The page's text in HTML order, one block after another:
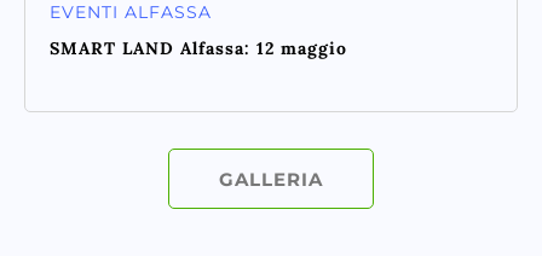
EVENTI ALFASSA
SMART LAND Alfassa: 12 maggio
GALLERIA